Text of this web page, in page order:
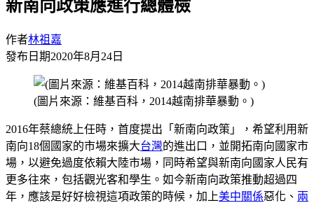
新南向政策應進行總體檢
作者林祖嘉
發布日期2020年8月24日
(圖片來源：維基百科，2014越南排華暴動。)
2016年蔡總統上任時，首度提出「新南向政策」，希望利用新
南向18個國家的市場來擴大台灣的進出口，並開拓南向國家市
場，以避免過度依賴大陸市場，同時希望與新南向國家人民有
更多往來，包括觀光客和學生。如今新南向政策推動超過四
年，應該是好好檢視這項政策的時候，加上美中關係惡化、 兩